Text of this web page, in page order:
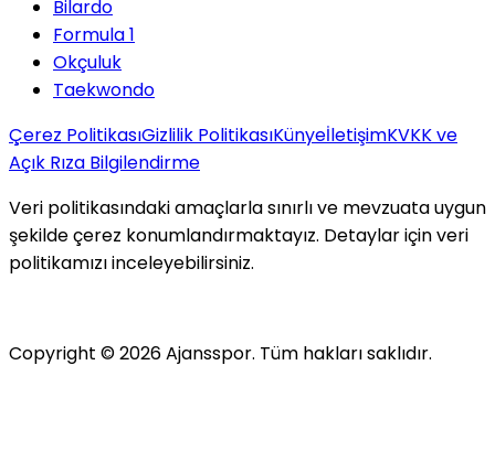
Bilardo
Formula 1
Okçuluk
Taekwondo
Çerez PolitikasıGizlilik PolitikasıKünyeİletişimKVKK ve
Açık Rıza Bilgilendirme
Veri politikasındaki amaçlarla sınırlı ve mevzuata uygun
şekilde çerez konumlandırmaktayız. Detaylar için veri
politikamızı inceleyebilirsiniz.
Copyright ©2026Ajansspor. Tüm hakları saklıdır.